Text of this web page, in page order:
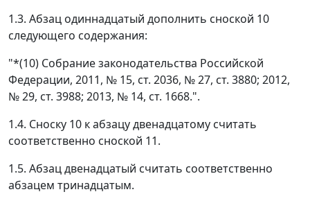
1.3. Абзац одиннадцатый дополнить сноской 10
следующего содержания:
"*(10) Собрание законодательства Российской
Федерации, 2011, № 15, ст. 2036, № 27, ст. 3880; 2012,
№ 29, ст. 3988; 2013, № 14, ст. 1668.".
1.4. Сноску 10 к абзацу двенадцатому считать
соответственно сноской 11.
1.5. Абзац двенадцатый считать соответственно
абзацем тринадцатым.